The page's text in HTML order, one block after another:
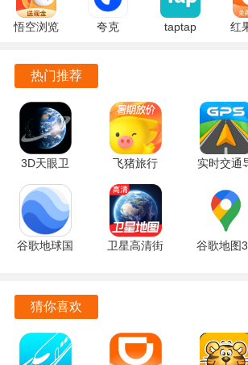
能够在不同地区享受到同样优质的出行服
骑行，免去繁琐的操作步骤。
松果电单车采用国标车车型，确保安全性
骑行时可以享受到更加安心的体验。
平台提供24小时客服支持，用户在使用过
软件功能
松果出行支持多种支付方式，用户可以根
用户可以通过软件查看实时的车辆位置，
松果出行具备智能推荐功能，根据用户的
悟空浏览
安卓版
夸克
官方正版
taptap
红
热门推荐
3D天眼卫
星实景地图
3.0.5.6 手
机版
飞猪旅行
10.0.1.106
官方版
实时交通
安卓版
谷歌地球国
手机版
卫星高清街
谷歌地图
猜你喜欢